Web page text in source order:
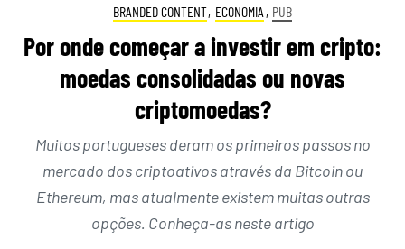
BRANDED CONTENT, ECONOMIA , PUB
Por onde começar a investir em cripto:
moedas consolidadas ou novas
criptomoedas?
Muitos portugueses deram os primeiros passos no
mercado dos criptoativos através da Bitcoin ou
Ethereum, mas atualmente existem muitas outras
opções. Conheça-as neste artigo